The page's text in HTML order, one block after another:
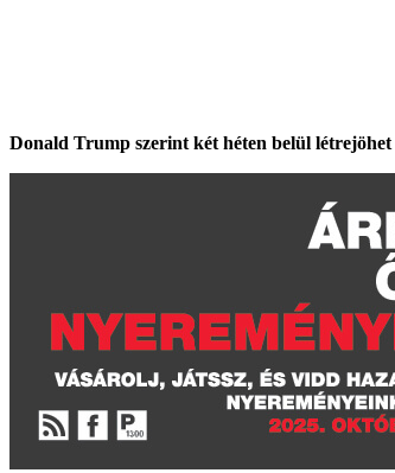
Donald Trump szerint két héten belül